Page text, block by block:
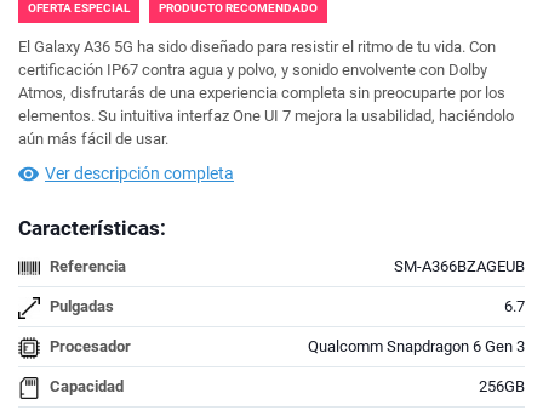
OFERTA ESPECIAL PRODUCTO RECOMENDADO
El Galaxy A36 5G ha sido diseñado para resistir el ritmo de tu vida. Con
certificación IP67 contra agua y polvo, y sonido envolvente con Dolby
Atmos, disfrutarás de una experiencia completa sin preocuparte por los
elementos. Su intuitiva interfaz One UI 7 mejora la usabilidad, haciéndolo
aún más fácil de usar.
Ver descripción completa
Características:
Referencia SM-A366BZAGEUB
Pulgadas 6.7
Procesador Qualcomm Snapdragon 6 Gen 3
Capacidad 256GB